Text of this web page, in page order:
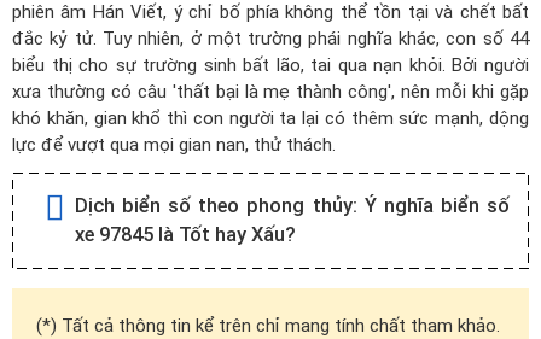
phiên âm Hán Viết, ý chỉ bố phía không thể tồn tại và chết bất
đắc kỷ tử. Tuy nhiên, ở một trường phái nghĩa khác, con số 44
biểu thị cho sự trường sinh bất lão, tai qua nạn khỏi. Bởi người
xưa thường có câu 'thất bại là mẹ thành công', nên mỗi khi gặp
khó khăn, gian khổ thì con người ta lại có thêm sức mạnh, dộng
lực để vượt qua mọi gian nan, thử thách.
Dịch biển số theo phong thủy: Ý nghĩa biển số
xe 97845 là Tốt hay Xấu?
(*) Tất cả thông tin kể trên chỉ mang tính chất tham khảo.